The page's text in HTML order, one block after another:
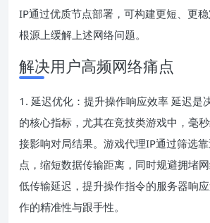
IP通过优质节点部署，可构建更短、更
根源上缓解上述网络问题。
解决用户高频网络痛点
1. 延迟优化：提升操作响应效率 延迟是
的核心指标，尤其在竞技类游戏中，毫
接影响对局结果。游戏代理IP通过筛选
点，缩短数据传输距离，同时规避拥堵
低传输延迟，提升操作指令的服务器响
作的精准性与跟手性。